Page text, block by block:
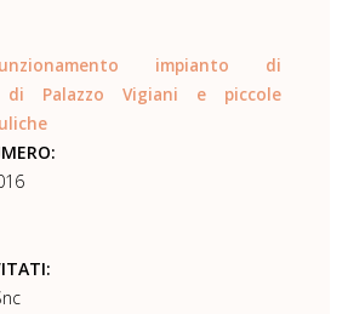
impianto di
di Palazzo Vigiani e piccole